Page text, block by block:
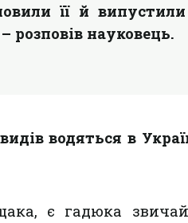
її й
розповів науковець.
водяться в
є гадюка